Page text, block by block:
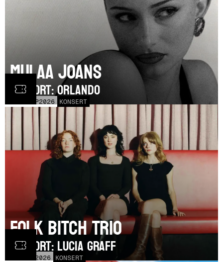
SEP2026 KONSERT
Mulaa Joans
SUPPORT: Orlando
2026 KONSERT
Folk Bitch Trio
SUPPORT: Lucia Graff